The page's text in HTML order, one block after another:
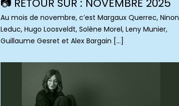
Au mois de novembre, c’est Margaux Querrec, Ninon
Leduc, Hugo Loosveldt, Solène Morel, Leny Munier,
Guillaume Gesret et Alex Bargain […]